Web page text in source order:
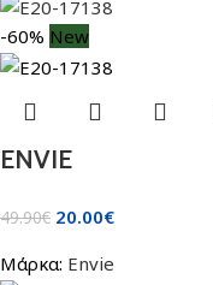
-60% New
ENVIE
49.90€ 20.00€
Μάρκα: Envie